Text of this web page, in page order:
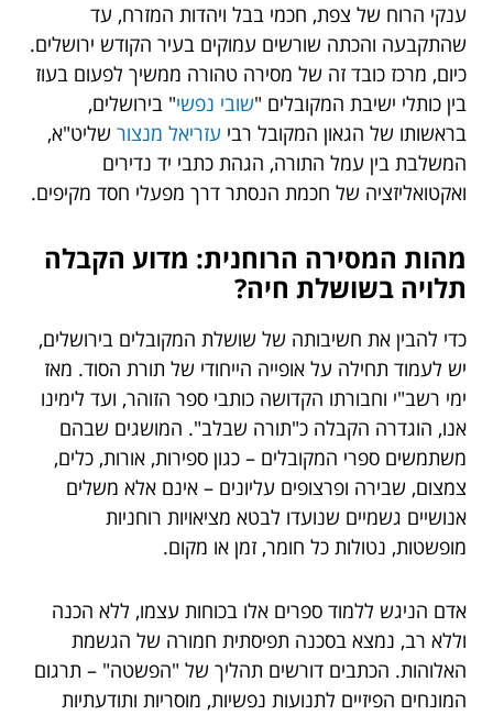
ענקי הרוח של צפת, חכמי בבל ויהדות המזרח, עד
שהתקבעה והכתה שורשים עמוקים בעיר הקודש ירושלים.
כיום, מרכז כובד זה של מסירה טהורה ממשיך לפעום בעוז
בין כותלי ישיבת המקובלים "שובי נפשי" בירושלים,
בראשותו של הגאון המקובל רבי עזריאל מנצור שליט"א,
המשלבת בין עמל התורה, הגהת כתבי יד נדירים
ואקטואליזציה של חכמת הנסתר דרך מפעלי חסד מקיפים.
מהות המסירה הרוחנית: מדוע הקבלה
תלויה בשושלת חיה?
כדי להבין את חשיבותה של שושלת המקובלים בירושלים,
יש לעמוד תחילה על אופייה הייחודי של תורת הסוד. מאז
ימי רשב"י וחבורתו הקדושה כותבי ספר הזוהר, ועד לימינו
אנו, הוגדרה הקבלה כ"תורה שבלב". המושגים שבהם
משתמשים ספרי המקובלים – כגון ספירות, אורות, כלים,
צמצום, שבירה ופרצופים עליונים – אינם אלא משלים
אנושיים גשמיים שנועדו לבטא מציאויות רוחניות
מופשטות, נטולות כל חומר, זמן או מקום.
אדם הניגש ללמוד ספרים אלו בכוחות עצמו, ללא הכנה
וללא רב, נמצא בסכנה תפיסתית חמורה של הגשמת
האלוהות. הכתבים דורשים תהליך של "הפשטה" – תרגום
המונחים הפיזיים לתנועות נפשיות, מוסריות ותודעתיות